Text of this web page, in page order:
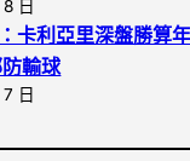
日
卡利亞里深盤勝算
輸球
日